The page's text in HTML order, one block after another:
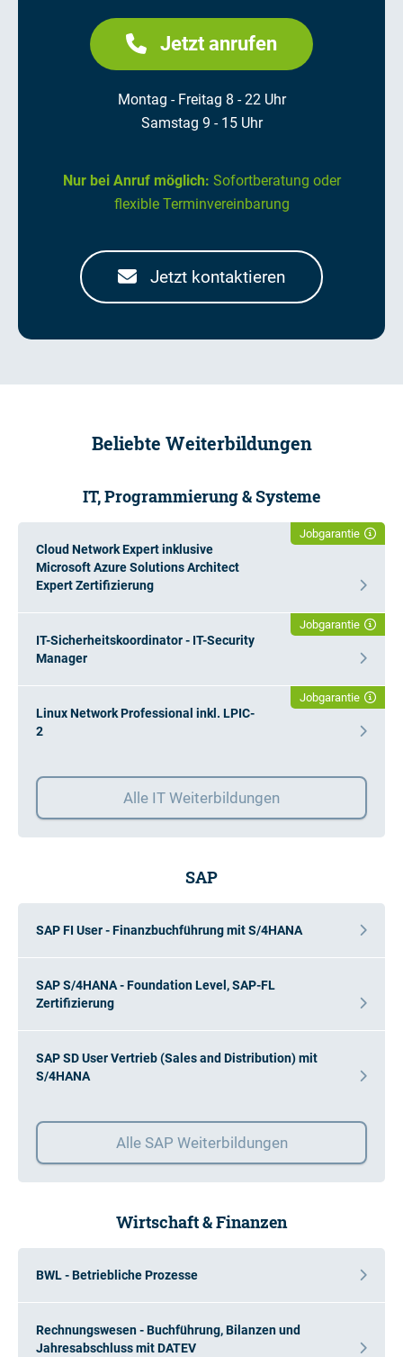
Jetzt anrufen
Montag - Freitag 8 - 22 Uhr
Samstag 9 - 15 Uhr
Nur bei Anruf möglich: Sofortberatung oder
flexible Terminvereinbarung
Jetzt kontaktieren
Beliebte Weiterbildungen
IT, Programmierung & Systeme
Jobgarantie
Cloud Network Expert inklusive
Microsoft Azure Solutions Architect
Expert Zertifizierung
Jobgarantie
IT-Sicherheitskoordinator - IT-Security
Manager
Jobgarantie
Linux Network Professional inkl. LPIC-
2
Alle IT Weiterbildungen
SAP
SAP FI User - Finanzbuchführung mit S/4HANA
SAP S/4HANA - Foundation Level, SAP-FL
Zertifizierung
SAP SD User Vertrieb (Sales and Distribution) mit
S/4HANA
Alle SAP Weiterbildungen
Wirtschaft & Finanzen
BWL - Betriebliche Prozesse
Rechnungswesen - Buchführung, Bilanzen und
Jahresabschluss mit DATEV